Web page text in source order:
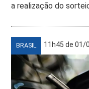
a realização do
BRASIL 11h45 de 01/